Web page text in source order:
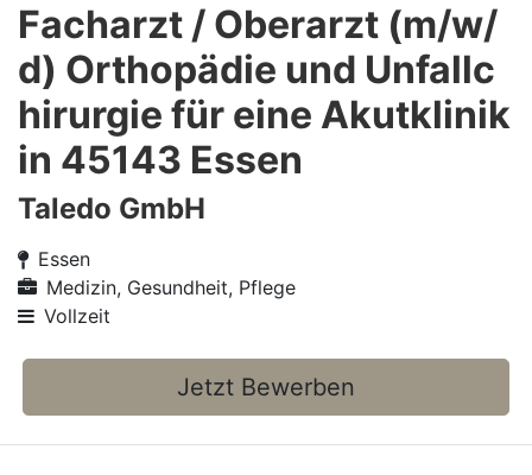
Facharzt / Oberarzt (m/w/
d) Orthopädie und Unfallc
hirurgie für eine Akutklinik
in 45143 Essen
Taledo GmbH
Essen
Medizin, Gesundheit, Pflege
Vollzeit
Jetzt Bewerben